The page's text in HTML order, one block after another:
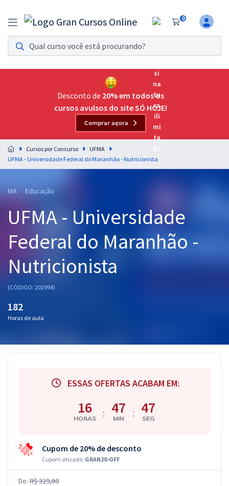
0
Assinatura Ilimitada 11
Acesso a todos os cursos. Teste grátis por 7 dias!
Assinatura OAB Até Passar
Acesso ilimitado a toda preparação para o Exame da
Residências Multiprofissionais
Preparação completa e intensiva para as principais
residências em saúde do Brasil
Cursos 20% OFF
Pós
Graduação
OAB
Mentorias
Desconto de 20% em todos os
cursos avulsos do site SÓ HOJE!
Comprar agora
Cursos por Concurso
UFMA
UFMA - Universidade Federal do Maranhão - Nutricionista
MA - Educação
UFMA - Universidade
Federal do Maranhão -
Nutricionista
(CÓDIGO: 202994)
182
Horas de aula
ESSAS OFERTAS ACABAM EM:
16
HORAS : 47
MIN : 47
SEG
Cupom de 20% de desconto
Cupom ativado: GRAN20-OFF
De: R$ 329,80